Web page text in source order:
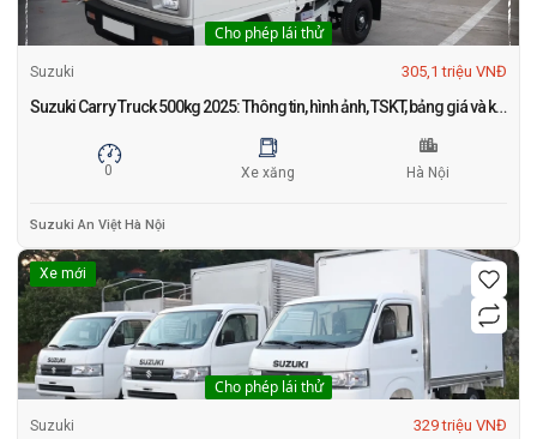
Cho phép lái thử
Suzuki 305,1 triệu VNĐ
Suzuki Carry Truck 500kg 2025: Thông tin, hình ảnh, TSKT, bảng giá và khuyến mãi mới nhất tháng 1
0 Xe xăng Hà Nội
Suzuki An Việt Hà Nội
Xe mới
Cho phép lái thử
Suzuki 329 triệu VNĐ